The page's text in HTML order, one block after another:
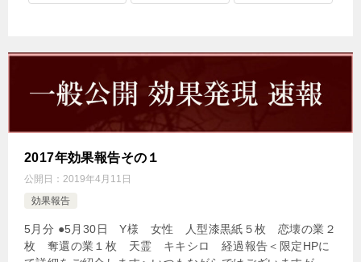
2017年効果報告その１
公開日： 2019年4月11日
効果報告
5月分 ●5月30日 Y様 女性 人型漆黒紙５枚 恋壊の業２
枚 奪還の業１枚 天霊 キキシロ 経過報告＜限定HPに